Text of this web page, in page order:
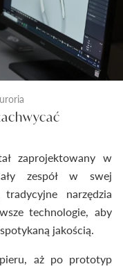
zaprojektowany w
zespół w swej
narzędzia
technologie, aby
jakością.
aż po prototyp